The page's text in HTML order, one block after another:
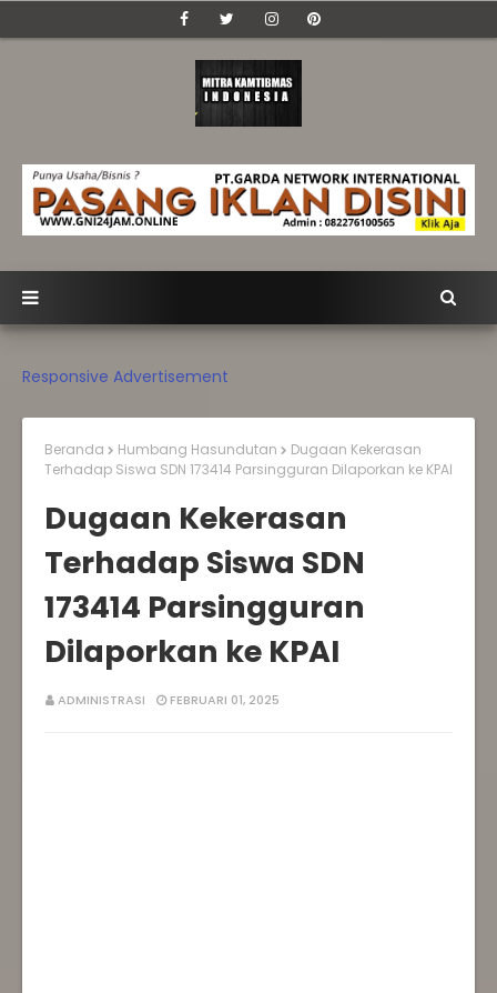
Responsive Advertisement
Beranda Humbang Hasundutan
Dugaan Kekerasan
Terhadap Siswa SDN 173414 Parsingguran Dilaporkan ke KPAI
Dugaan Kekerasan
Terhadap Siswa SDN
173414 Parsingguran
Dilaporkan ke KPAI
ADMINISTRASI FEBRUARI 01, 2025